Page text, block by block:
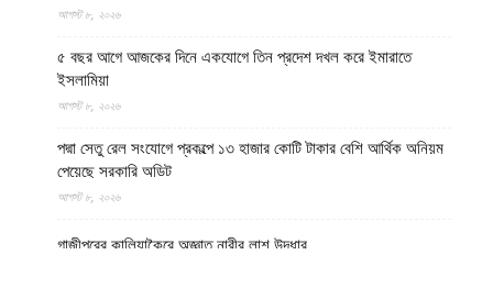
আগস্ট ৮, ২০২৬
৫ বছর আগে আজকের দিনে একযোগে তিন প্রদেশ দখল করে ইমারাতে
ইসলামিয়া
আগস্ট ৮, ২০২৬
পদ্মা সেতু রেল সংযোগে প্রকল্পে ১৩ হাজার কোটি টাকার বেশি আর্থিক অনিয়ম
পেয়েছে সরকারি অডিট
আগস্ট ৮, ২০২৬
গাজীপুরের কালিয়াকৈরে অজ্ঞাত নারীর লাশ উদ্ধার